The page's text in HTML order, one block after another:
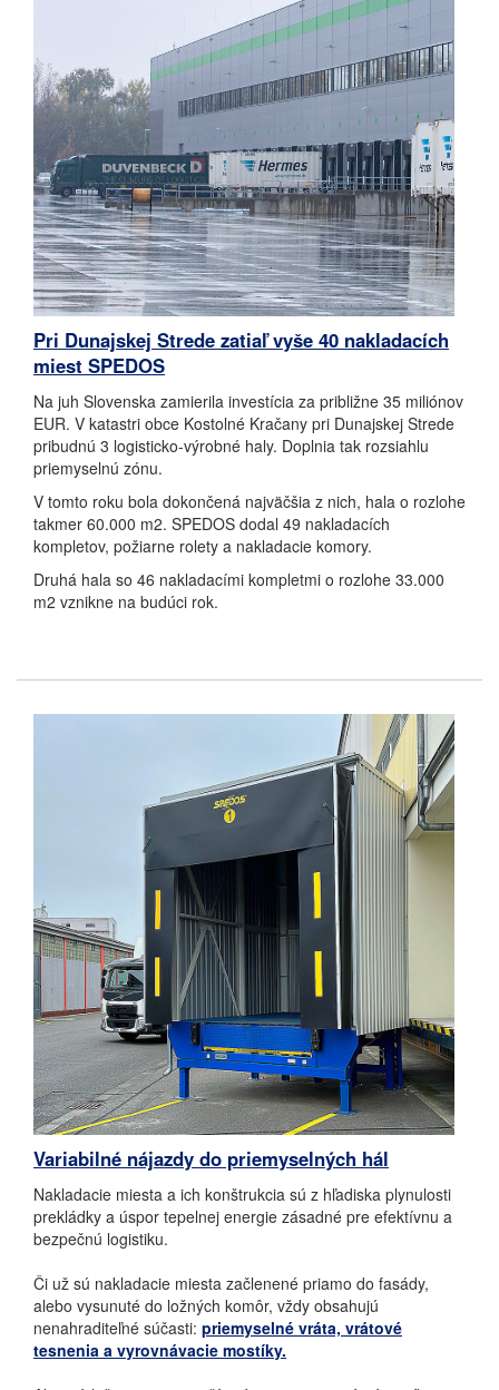
Pri Dunajskej Strede zatiaľ vyše 40 nakladacích
miest SPEDOS
Na juh Slovenska zamierila investícia za približne 35 miliónov
EUR. V katastri obce Kostolné Kračany pri Dunajskej Strede
pribudnú 3 logisticko-výrobné haly. Doplnia tak rozsiahlu
priemyselnú zónu.
V tomto roku bola dokončená najväčšia z nich, hala o rozlohe
takmer 60.000 m2. SPEDOS dodal 49 nakladacích
kompletov, požiarne rolety a nakladacie komory.
Druhá hala so 46 nakladacími kompletmi o rozlohe 33.000
m2 vznikne na budúci rok.
Variabilné nájazdy do priemyselných hál
Nakladacie miesta a ich konštrukcia sú z hľadiska plynulosti
prekládky a úspor tepelnej energie zásadné pre efektívnu a
bezpečnú logistiku.
Či už sú nakladacie miesta začlenené priamo do fasády,
alebo vysunuté do ložných komôr, vždy obsahujú
nenahraditeľné súčasti: priemyselné vráta, vrátové
tesnenia a vyrovnávacie mostíky.